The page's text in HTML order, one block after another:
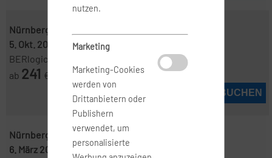
Nürnberg ( NUE )
5. Okt. 2026
8. Okt. 2026
BERlogic
ab 241 €
JETZT BUCHEN
Nürnberg ( NUE )-Hamburg ( HAM )
6. März 2027
7. März 2027
nutzen.
Marketing
Marketing-Cookies
werden von
Drittanbietern oder
Publishern
verwendet, um
personalisierte